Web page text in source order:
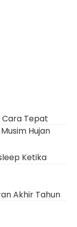
Cara Tepat
Hujan
Ketika
Akhir Tahun